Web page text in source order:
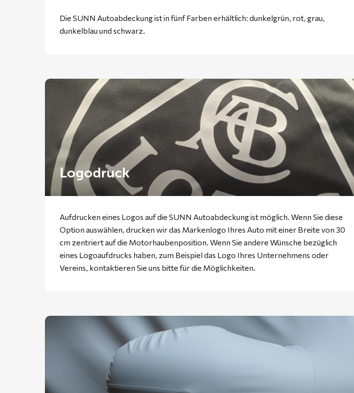
Die SUNN Autoabdeckung ist in fünf Farben erhältlich: dunkelgrün, rot, grau,
dunkelblau und schwarz.
Logodruck
Aufdrucken eines Logos auf die SUNN Autoabdeckung ist möglich. Wenn Sie diese
Option auswählen, drucken wir das Markenlogo Ihres Auto mit einer Breite von 30
cm zentriert auf die Motorhaubenposition. Wenn Sie andere Wünsche bezüglich
eines Logoaufdrucks haben, zum Beispiel das Logo Ihres Unternehmens oder
Vereins, kontaktieren Sie uns bitte für die Möglichkeiten.